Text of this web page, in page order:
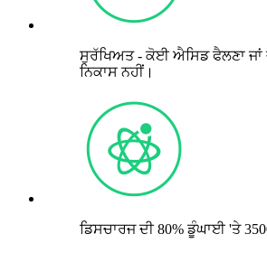
ਸੁਰੱਖਿਅਤ - ਕੋਈ ਐਸਿਡ ਫੈਲਣਾ ਜਾਂ
ਨਿਕਾਸ ਨਹੀਂ।
ਡਿਸਚਾਰਜ ਦੀ 80% ਡੂੰਘਾਈ 'ਤੇ